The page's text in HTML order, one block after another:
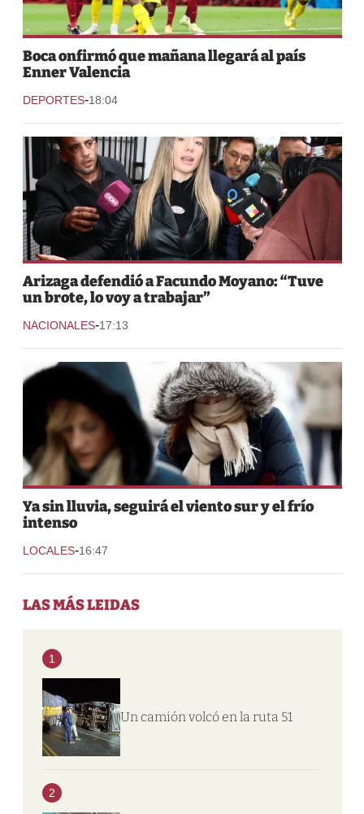
Boca onfirmó que mañana llegará al país
Enner Valencia
DEPORTES-18:04
Arizaga defendió a Facundo Moyano: “Tuve
un brote, lo voy a trabajar”
NACIONALES-17:13
Ya sin lluvia, seguirá el viento sur y el frío
intenso
LOCALES-16:47
LAS MÁS LEIDAS
1
Un camión volcó en la ruta 51
2